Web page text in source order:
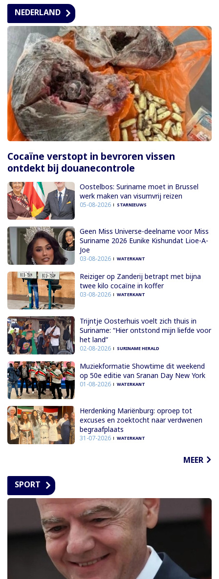
NEDERLAND
Cocaïne verstopt in bevroren vissen
ontdekt bij douanecontrole
Oostelbos: Suriname moet in Brussel
werk maken van visumvrij reizen
05-08-2026 STARNIEUWS
Geen Miss Universe-deelname voor Miss
Suriname 2026 Eunike Kishundat Lioe-A-
Joe
03-08-2026 WATERKANT
Reiziger op Zanderij betrapt met bijna
twee kilo cocaïne in koffer
03-08-2026 WATERKANT
Trijntje Oosterhuis voelt zich thuis in
Suriname: “Hier ontstond mijn liefde voor
het land”
02-08-2026 SURINAME HERALD
Muziekformatie Showtime dit weekend
op 50e editie van Sranan Day New York
01-08-2026 WATERKANT
Herdenking Mariënburg: oproep tot
excuses en zoektocht naar verdwenen
begraafplaats
31-07-2026 WATERKANT
MEER
SPORT